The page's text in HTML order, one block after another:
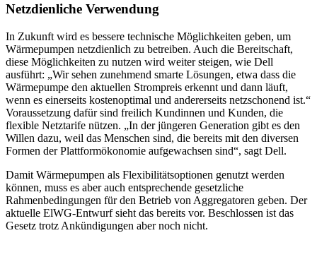
Netzdienliche Verwendung
In Zukunft wird es bessere technische Möglichkeiten geben, um
Wärmepumpen netzdienlich zu betreiben. Auch die Bereitschaft,
diese Möglichkeiten zu nutzen wird weiter steigen, wie Dell
ausführt: „Wir sehen zunehmend smarte Lösungen, etwa dass die
Wärmepumpe den aktuellen Strompreis erkennt und dann läuft,
wenn es einerseits kostenoptimal und andererseits netzschonend ist.“
Voraussetzung dafür sind freilich Kundinnen und Kunden, die
flexible Netztarife nützen. „In der jüngeren Generation gibt es den
Willen dazu, weil das Menschen sind, die bereits mit den diversen
Formen der Plattformökonomie aufgewachsen sind“, sagt Dell.
Damit Wärmepumpen als Flexibilitätsoptionen genutzt werden
können, muss es aber auch entsprechende gesetzliche
Rahmenbedingungen für den Betrieb von Aggregatoren geben. Der
aktuelle ElWG-Entwurf sieht das bereits vor. Beschlossen ist das
Gesetz trotz Ankündigungen aber noch nicht.